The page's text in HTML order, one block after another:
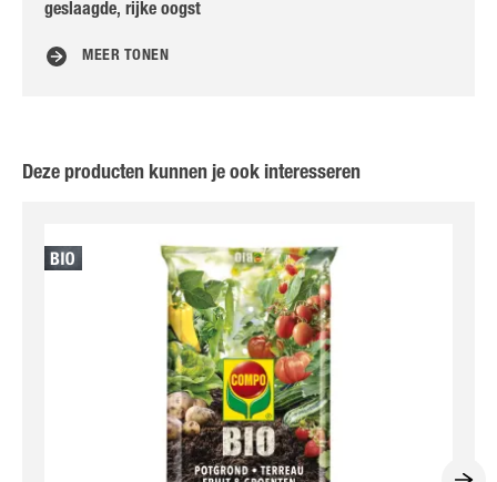
geslaagde, rijke oogst
MEER TONEN
Deze producten kunnen je ook interesseren